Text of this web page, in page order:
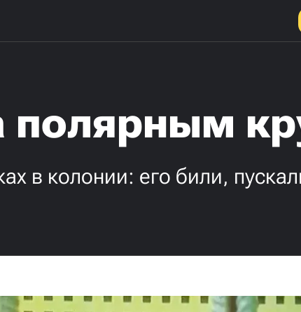
полярным
в колонии: его били,